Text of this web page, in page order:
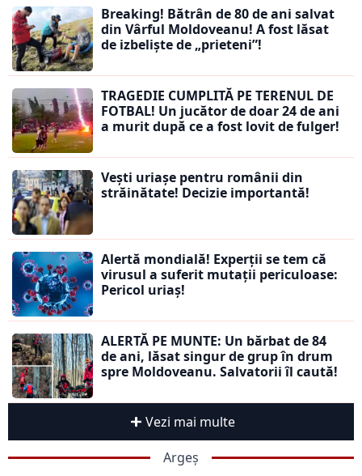
Breaking! Bătrân de 80 de ani salvat
din Vârful Moldoveanu! A fost lăsat
de izbeliște de „prieteni”!
TRAGEDIE CUMPLITĂ PE TERENUL DE
FOTBAL! Un jucător de doar 24 de ani
a murit după ce a fost lovit de fulger!
Vești uriașe pentru românii din
străinătate! Decizie importantă!
Alertă mondială! Experții se tem că
virusul a suferit mutații periculoase:
Pericol uriaș!
ALERTĂ PE MUNTE: Un bărbat de 84
de ani, lăsat singur de grup în drum
spre Moldoveanu. Salvatorii îl caută!
Vezi mai multe
Argeș